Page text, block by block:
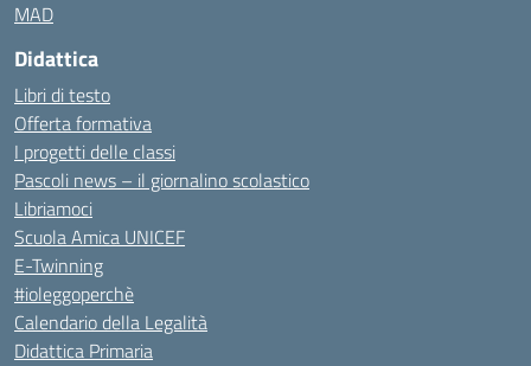
MAD
Didattica
Libri di testo
Offerta formativa
I progetti delle classi
Pascoli news – il giornalino scolastico
Libriamoci
Scuola Amica UNICEF
E-Twinning
#ioleggoperchè
Calendario della Legalità
Didattica Primaria